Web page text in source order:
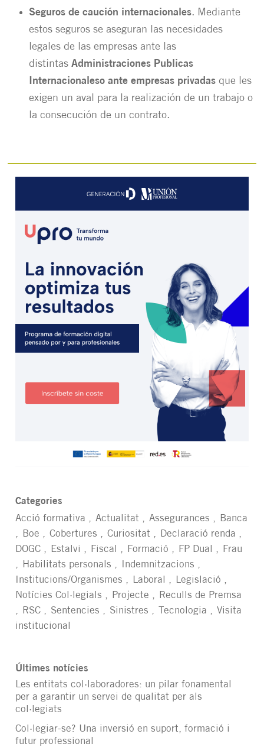
Seguros de caución internacionales. Mediante
estos seguros se aseguran las necesidades
legales de las empresas ante las
distintasAdministraciones Publicas
Internacionaleso ante empresas privadas que les
exigen un aval para la realización de un trabajo o
la consecución de un contrato.
Categories
Acció formativa
Actualitat Assegurances
Banca
Boe
Cobertures Curiositat
Declaració renda
DOGC
Estalvi Fiscal Formació FP Dual
Frau
Habilitats personals
Indemnitzacions
Institucions/Organismes
Laboral
Legislació
Notícies Col·legials
Projecte
Reculls de Premsa
RSC
Sentencies Sinistres Tecnologia
Visita
institucional
Últimes notícies
Les entitats col·laboradores: un pilar fonamental
per a garantir un servei de qualitat per als
col·legiats
Col·legiar-se? Una inversió en suport, formació i
futur professional